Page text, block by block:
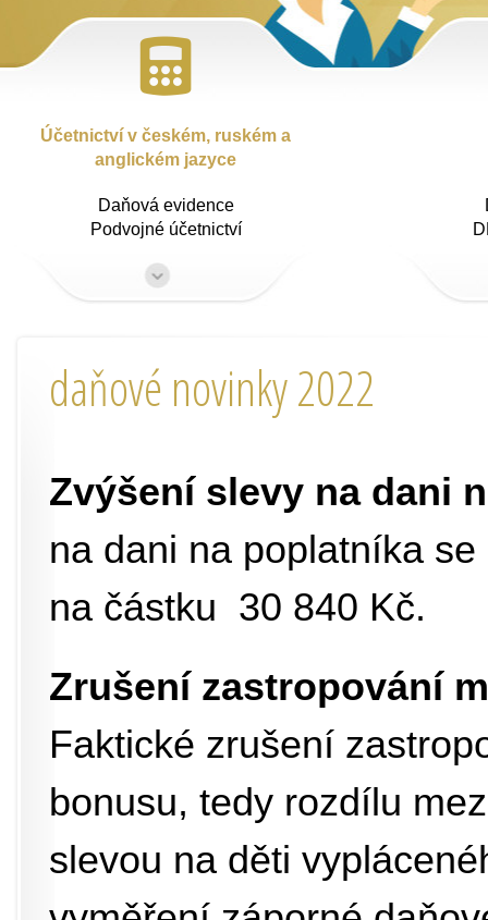
daňové novinky 2022
Zvýšení slevy na dani
na dani na poplatníka
na částku 30 840 Kč.
Zrušení zastropování
Faktické zrušení
bonusu, tedy rozdílu
slevou na děti
Účetnictví v českém, ruském a
anglickém jazyce
Daňová evidence
Podvojné účetnictví